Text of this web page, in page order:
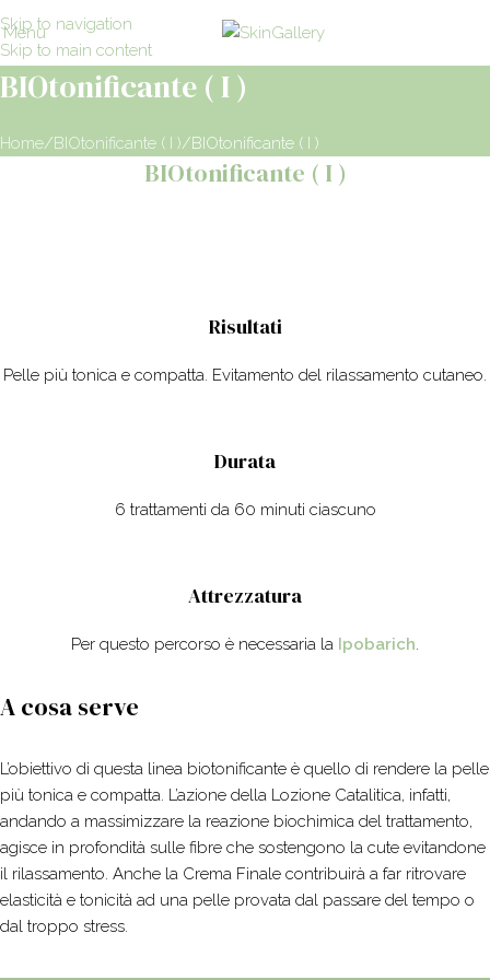
Skip to navigation
Skip to main content
Menu
BIOtonificante ( I )
Home BIOtonificante ( I ) BIOtonificante ( I )
BIOtonificante ( I )
Risultati
Pelle più tonica e compatta. Evitamento del rilassamento cutaneo.
Durata
6 trattamenti da 60 minuti ciascuno
Attrezzatura
Per questo percorso è necessaria la Ipobarich.
A cosa serve
L’obiettivo di questa linea biotonificante è quello di rendere la pelle
più tonica e compatta. L’azione della Lozione Catalitica, infatti,
andando a massimizzare la reazione biochimica del trattamento,
agisce in profondità sulle fibre che sostengono la cute evitandone
il rilassamento. Anche la Crema Finale contribuirà a far ritrovare
elasticità e tonicità ad una pelle provata dal passare del tempo o
dal troppo stress.